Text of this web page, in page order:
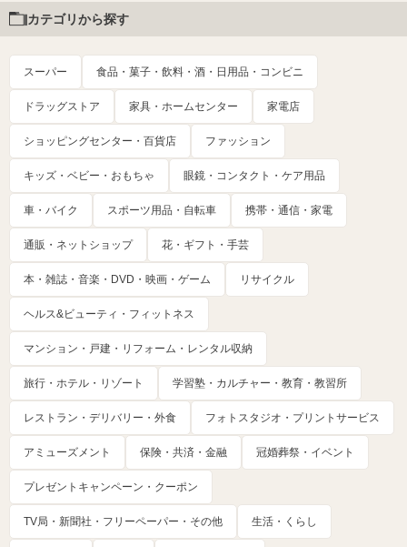
カテゴリから探す
スーパー 食品・菓子・飲料・酒・日用品・コンビニ
ドラッグストア 家具・ホームセンター 家電店
ショッピングセンター・百貨店 ファッション
キッズ・ベビー・おもちゃ 眼鏡・コンタクト・ケア用品
車・バイク スポーツ用品・自転車 携帯・通信・家電
通販・ネットショップ 花・ギフト・手芸
本・雑誌・音楽・DVD・映画・ゲーム リサイクル
ヘルス&ビューティ・フィットネス
マンション・戸建・リフォーム・レンタル収納
旅行・ホテル・リゾート 学習塾・カルチャー・教育・教習所
レストラン・デリバリー・外食 フォトスタジオ・プリントサービス
アミューズメント 保険・共済・金融 冠婚葬祭・イベント
プレゼントキャンペーン・クーポン
TV局・新聞社・フリーペーパー・その他 生活・くらし